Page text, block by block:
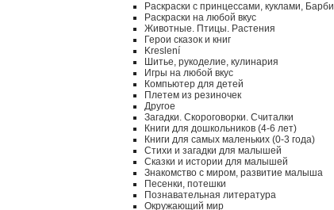
Раскраски с принцессами, куклами, Барби
Раскраски на любой вкус
Животные. Птицы. Растения
Герои сказок и книг
Kreslení
Шитье, рукоделие, кулинария
Игры на любой вкус
Компьютер для детей
Плетем из резиночек
Другое
Загадки. Скороговорки. Считалки
Книги для дошкольников (4-6 лет)
Книги для самых маленьких (0-3 года)
Стихи и загадки для малышей
Сказки и истории для малышей
Знакомство с миром, развитие малыша
Песенки, потешки
Познавательная литература
Окружающий мир